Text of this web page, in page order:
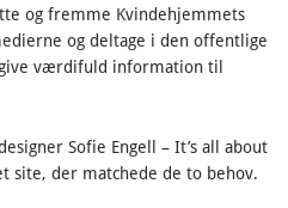
og fremme Kvindehjemmets
og deltage i den offentlige
værdifuld information til
Sofie Engell – It’s all about
site, der matchede de to behov.